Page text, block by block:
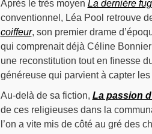
Après le très moyen La dernière
conventionnel, Léa Pool retrouve
coiffeur, son premier drame
qui comprenait déjà Céline
une reconstitution tout en finesse
généreuse qui parvient à capter
Au-delà de sa fiction, La passion
de ces religieuses dans la
l’on a vite mis de côté au gré des